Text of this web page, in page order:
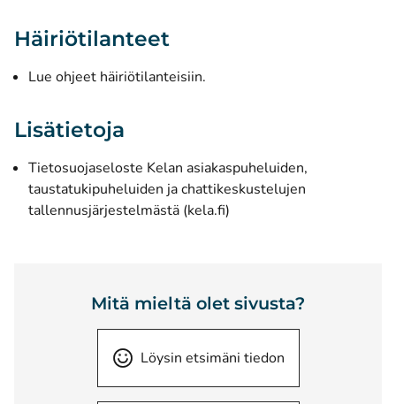
Häiriötilanteet
Lue ohjeet häiriötilanteisiin.
Lisätietoja
Tietosuojaseloste Kelan asiakaspuheluiden,
taustatukipuheluiden ja chattikeskustelujen
tallennusjärjestelmästä (kela.fi)
Mitä mieltä olet sivusta?
Löysin etsimäni tiedon